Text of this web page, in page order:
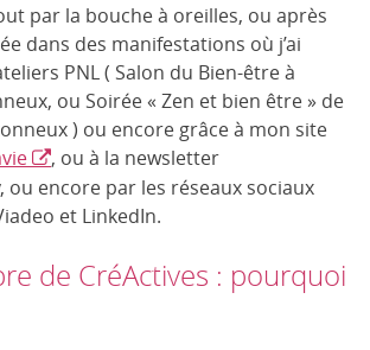
par la bouche à oreilles, ou après
dans des manifestations où j’ai
PNL ( Salon du Bien-être à
ou Soirée « Zen et bien être » de
) ou encore grâce à mon site
, ou à la newsletter
ou encore par les réseaux sociaux
et LinkedIn.
de CréActives : pourquoi